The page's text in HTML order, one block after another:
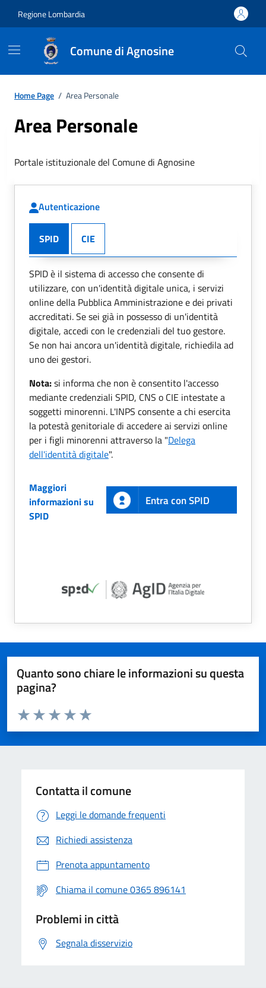
Regione Lombardia
Comune di Agnosine
Home Page / Area Personale
Area Personale
Portale istituzionale del Comune di Agnosine
Autenticazione
SPID CIE
SPID è il sistema di accesso che consente di
utilizzare, con un'identità digitale unica, i servizi
online della Pubblica Amministrazione e dei privati
accreditati. Se sei già in possesso di un'identità
digitale, accedi con le credenziali del tuo gestore.
Se non hai ancora un'identità digitale, richiedila ad
uno dei gestori.
Nota:si informa che non è consentito l'accesso
mediante credenziali SPID, CNS o CIE intestate a
soggetti minorenni. L'INPS consente a chi esercita
la potestà genitoriale di accedere ai servizi online
per i figli minorenni attraverso la "Delega
dell'identità digitale".
Maggiori
informazioni su
SPID
Entra con SPID
Quanto sono chiare le informazioni su questa
pagina?
Valuta da 1 a 5 stelle la pagina
Valuta 5 stelle su 5
Valuta 4 stelle su 5
Valuta 3 stelle su 5
Valuta 2 stelle su 5
Valuta 1 stelle su 5
Contatta il comune
Leggi le domande frequenti
Richiedi assistenza
Prenota appuntamento
Chiama il comune 0365 896141
Problemi in città
Segnala disservizio